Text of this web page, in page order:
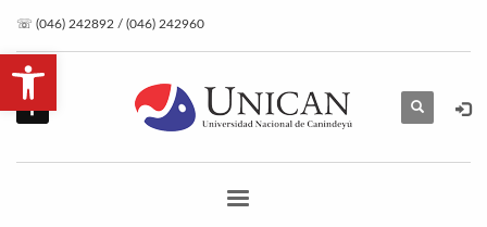
Abrir barra de herramientas
☏ (046) 242892 / (046) 242960